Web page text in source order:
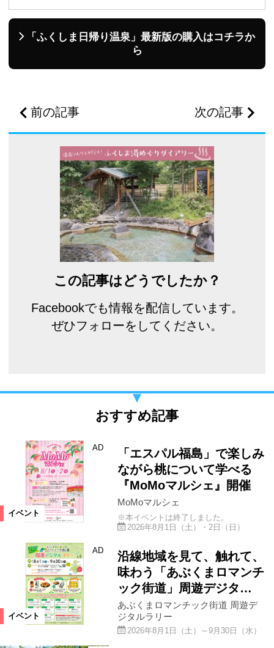
「ふくしま日帰り温泉」最新版の購入はコチラか
ら
前の記事 次の記事
この記事はどうでしたか？
Facebookでも情報を配信しています。
ぜひフォローをしてください。
おすすめ記事
イベント
AD
「エスパル福島」で楽しみ
ながら桃について学べる
『MoMoマルシェ』開催
MoMoマルシェ
※本イベントは終了しました。
2026年8月1日（土）・2日（日）
イベント
AD
沿線地域を見て、触れて、
味わう「あぶくまロマンチ
ック街道」周遊デジタ…
あぶくまロマンチック街道 周遊デ
ジタルラリー
2026年8月1日（土）～9月30日（水）